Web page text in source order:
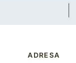
ADRESA